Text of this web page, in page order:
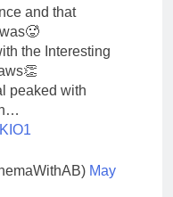
and that
the Interesting
peaked with
May